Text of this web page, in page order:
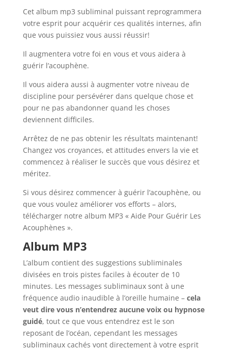
Cet album mp3 subliminal puissant reprogrammera
votre esprit pour acquérir ces qualités internes, afin
que vous puissiez vous aussi réussir!
Il augmentera votre foi en vous et vous aidera à
guérir l’acouphène.
Il vous aidera aussi à augmenter votre niveau de
discipline pour persévérer dans quelque chose et
pour ne pas abandonner quand les choses
deviennent difficiles.
Arrêtez de ne pas obtenir les résultats maintenant!
Changez vos croyances, et attitudes envers la vie et
commencez à réaliser le succès que vous désirez et
méritez.
Si vous désirez commencer à guérir l’acouphène, ou
que vous voulez améliorer vos efforts – alors,
télécharger notre album MP3 « Aide Pour Guérir Les
Acouphènes ».
Album MP3
L’album contient des suggestions subliminales
divisées en trois pistes faciles à écouter de 10
minutes. Les messages subliminaux sont à une
fréquence audio inaudible à l’oreille humaine – cela
veut dire vous n’entendrez aucune voix ou hypnose
guidé, tout ce que vous entendrez est le son
reposant de l’océan, cependant les messages
subliminaux cachés vont directement à votre esprit